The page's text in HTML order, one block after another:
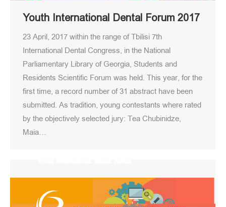
Youth International Dental Forum 2017
23 April, 2017 within the range of Tbilisi 7th
International Dental Congress, in the National
Parliamentary Library of Georgia, Students and
Residents Scientific Forum was held. This year, for the
first time, a record number of 31 abstract have been
submitted. As tradition, young contestants where rated
by the objectively selected jury: Tea Chubinidze,
Maia…